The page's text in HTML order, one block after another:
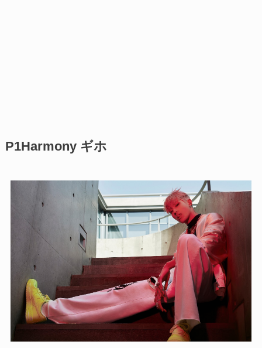
P1Harmony ギホ